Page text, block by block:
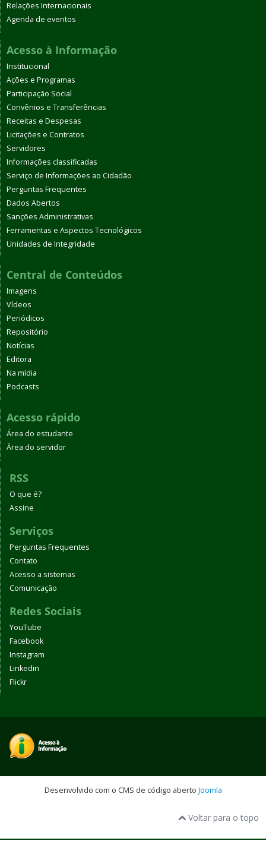
Relações Internacionais
Agenda de eventos
Acesso à Informação
Institucional
Ações e Programas
Participação Social
Convênios e Transferências
Receitas e Despesas
Licitações e Contratos
Servidores
Informações classificadas
Serviço de Informações ao Cidadão
Perguntas Frequentes
Dados Abertos
Sanções Administrativas
Ferramentas e Aspectos Tecnológicos
Unidades de Integridade
Central de Conteúdos
Imagens
Vídeos
Periódicos
Repositório
Notícias
Editora
Na mídia
Podcasts
Acesso rápido
Área do estudante
Área do servidor
RSS
O que é?
Assine
Serviços
Perguntas Frequentes
Contato
Acesso a sistemas
Comunicação
Redes Sociais
YouTube
Facebook
Instagram
Linkedin
Flickr
Desenvolvido com o CMS de código aberto Joomla
Voltar para o topo